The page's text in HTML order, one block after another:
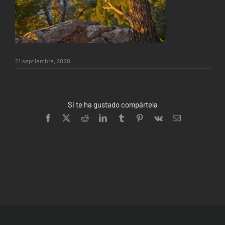
21 septiembre, 2020
Si te ha gustado compártela
Facebook RedditLinkedInTumblr Pinterest
Vk
Correo